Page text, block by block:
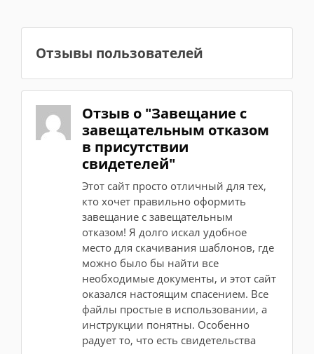
Отзывы пользователей
Отзыв о "Завещание с
завещательным отказом
в присутствии
свидетелей"
Этот сайт просто отличный для тех,
кто хочет правильно оформить
завещание с завещательным
отказом! Я долго искал удобное
место для скачивания шаблонов, где
можно было бы найти все
необходимые документы, и этот сайт
оказался настоящим спасением. Все
файлы простые в использовании, а
инструкции понятны. Особенно
радует то, что есть свидетельства